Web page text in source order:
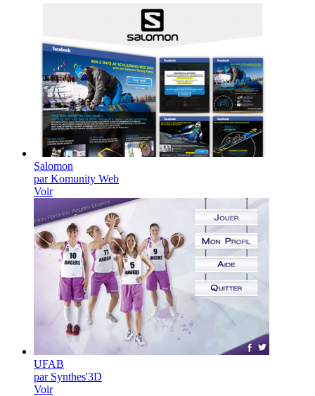
Salomon
par Komunity Web
Voir
UFAB
par Synthes'3D
Voir